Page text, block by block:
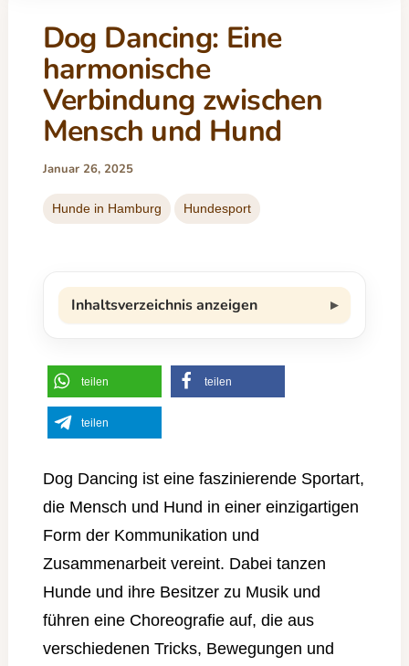
Dog Dancing: Eine
harmonische
Verbindung zwischen
Mensch und Hund
Januar 26, 2025
Hunde in Hamburg Hundesport
Inhaltsverzeichnis anzeigen
teilen teilen
teilen
Dog Dancing ist eine faszinierende Sportart,
die Mensch und Hund in einer einzigartigen
Form der Kommunikation und
Zusammenarbeit vereint. Dabei tanzen
Hunde und ihre Besitzer zu Musik und
führen eine Choreografie auf, die aus
verschiedenen Tricks, Bewegungen und